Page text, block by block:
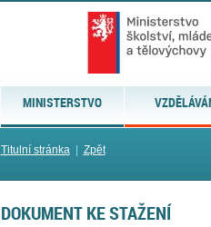
MINISTERSTVO
Titulní stránka| Zpět
DOKUMENT KE STAŽENÍ